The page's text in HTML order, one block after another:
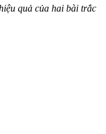
quả của hai bài trắc